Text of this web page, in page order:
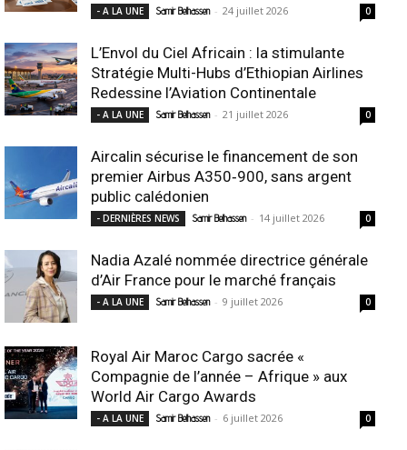
- A LA UNE Samir Belhassen - 24 juillet 2026 0
L’Envol du Ciel Africain : la stimulante
Stratégie Multi-Hubs d’Ethiopian Airlines
Redessine l’Aviation Continentale
- A LA UNE Samir Belhassen - 21 juillet 2026 0
Aircalin sécurise le financement de son
premier Airbus A350‑900, sans argent
public calédonien
- DERNIÈRES NEWS Samir Belhassen - 14 juillet 2026 0
Nadia Azalé nommée directrice générale
d’Air France pour le marché français
- A LA UNE Samir Belhassen - 9 juillet 2026 0
Royal Air Maroc Cargo sacrée «
Compagnie de l’année – Afrique » aux
World Air Cargo Awards
- A LA UNE Samir Belhassen - 6 juillet 2026 0